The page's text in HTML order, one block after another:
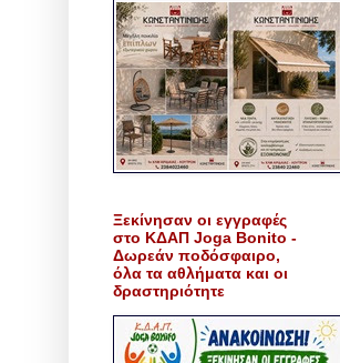
Ξεκίνησαν οι εγγραφές
στο ΚΔΑΠ Joga Bonito -
Δωρεάν ποδόσφαιρο,
όλα τα αθλήματα και οι
δραστηριότητε